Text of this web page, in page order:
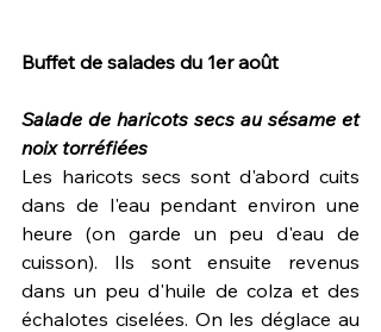
Buffet de salades du 1er août
Salade de haricots secs au sésame et
noix torréfiées
Les haricots secs sont d'abord cuits
dans de l'eau pendant environ une
heure (on garde un peu d'eau de
cuisson). Ils sont ensuite revenus
dans un peu d'huile de colza et des
échalotes ciselées. On les déglace au